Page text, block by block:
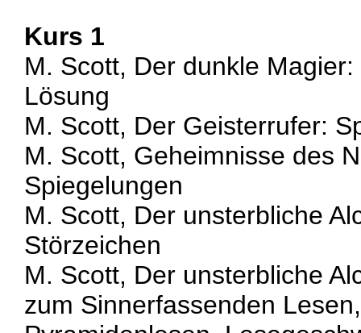
Kurs 1
M. Scott, Der dunkle
Lösung
M. Scott, Der Geisterrufer:
M. Scott, Geheimnisse des
Spiegelungen
M. Scott, Der unsterbliche
Störzeichen
M. Scott, Der unsterbliche
zum Sinnerfassenden